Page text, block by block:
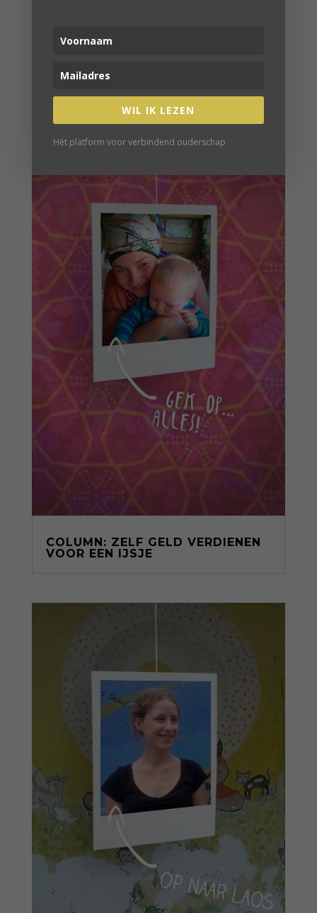
COLUMN: OPRUIMEN ALS
COLUMN: ZELF GELD VERDIENEN
VOOR EEN IJSJE
WIL IK LEZEN
Hét platform voor verbindend ouderschap